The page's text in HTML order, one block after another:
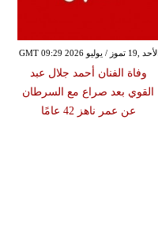
الأحد ,19 تموز / يوليو GMT 09:29 2026
وفاة الفنان أحمد جلال عبد
القوي بعد صراع مع السرطان
عن عمر ناهز 42 عامًا